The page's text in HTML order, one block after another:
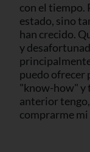
con el tiempo.
estado, sino
han crecido.
y
puedo ofrecer
"know-how" y
anterior
comprarme